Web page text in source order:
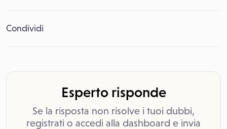
Condividi
Esperto risponde
Se la risposta non risolve i tuoi dubbi,
registrati o accedi alla dashboard e invia